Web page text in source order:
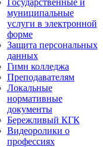
муниципальные
услуги в электронной
форме
Защита персональных
данных
Гимн колледжа
Преподавателям
Локальные
нормативные
документы
Бережливый КГК
Видеоролики о
профессиях